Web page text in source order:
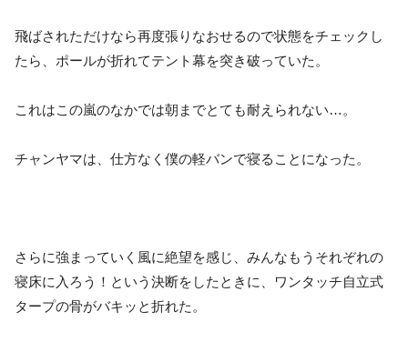
飛ばされただけなら再度張りなおせるので状態をチェックし
たら、ポールが折れてテント幕を突き破っていた。
これはこの嵐のなかでは朝までとても耐えられない…。
チャンヤマは、仕方なく僕の軽バンで寝ることになった。
さらに強まっていく風に絶望を感じ、みんなもうそれぞれの
寝床に入ろう！という決断をしたときに、ワンタッチ自立式
タープの骨がバキッと折れた。